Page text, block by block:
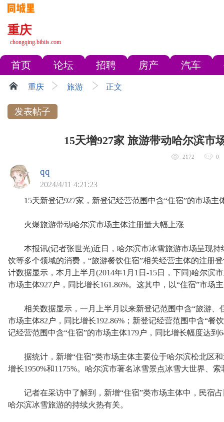
重庆
chongqing.bibiis.com
首页 论坛 招聘 房产 汽车
重庆 旅游 正文
发表帖子
15天增927家 旅游带动哈尔滨市
2172 0
qq
2024/4/11 4:21:23
15天新登记927家，新登记经营范围中含“住宿”的市场主
火爆旅游带动哈尔滨市场主体注册量大幅上涨
本报讯(记者张世光)近日，哈尔滨市冰雪旅游市场呈现持
饮等多个领域的消费，“旅游餐饮住宿”相关经营主体的注册
计数据显示，本月上半月(2014年1月1日-15日，下同)哈尔滨
市场主体927户，同比增长161.86%。这其中，以“住宿”市场
相关数据显示，一月上半月以来新登记范围中含“旅游、
市场主体82户，同比增长192.86%；新登记经营范围中含“餐
记经营范围中含“住宿”的市场主体179户，同比增长幅度达到
据统计，新增“住宿”类市场主体主要位于哈尔滨松北区和
增长1950%和1175%。哈尔滨市著名冰雪景点冰雪大世界、
记者在采访中了解到，新增“住宿”类市场主体中，民宿占
哈尔滨冰雪旅游的持续火热有关。